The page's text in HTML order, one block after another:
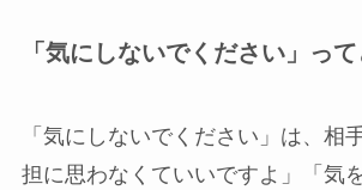
「気にしないでください」っ
「気にしないでください」は、相
担に思わなくていいですよ」「気